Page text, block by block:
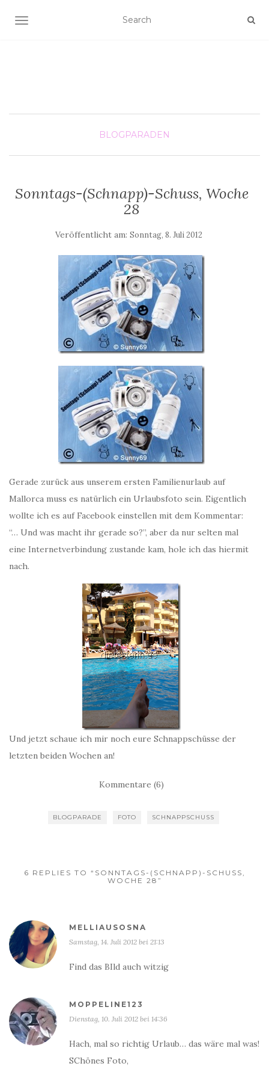
SCHALTE NAVIGATION
BLOGPARADEN
Sonntags-(Schnapp)-Schuss, Woche
28
Veröffentlicht am: Sonntag, 8. Juli 2012
Gerade zurück aus unserem ersten Familienurlaub auf
Mallorca muss es natürlich ein Urlaubsfoto sein. Eigentlich
wollte ich es auf Facebook einstellen mit dem Kommentar:
“… Und was macht ihr gerade so?”, aber da nur selten mal
eine Internetverbindung zustande kam, hole ich das hiermit
nach.
Und jetzt schaue ich mir noch eure Schnappschüsse der
letzten beiden Wochen an!
Kommentare (6)
BLOGPARADE FOTO SCHNAPPSCHUSS
6 REPLIES TO “SONNTAGS-(SCHNAPP)-SCHUSS,
WOCHE 28”
MELLIAUSOSNA
Samstag, 14. Juli 2012 bei 21:13
Find das BIld auch witzig
MOPPELINE123
Dienstag, 10. Juli 2012 bei 14:36
Hach, mal so richtig Urlaub… das wäre mal was!
SChönes Foto,